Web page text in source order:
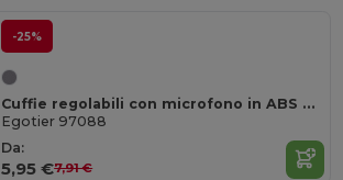
-25%
Cuffie regolabili con microfono in ABS e PP
Egotier 97088
Da:
5,95 €7,91 €